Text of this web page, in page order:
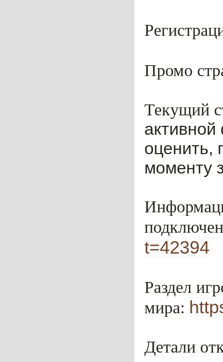
Промо
Текущий
оценить,
моменту
t=42394
Раздел
мира:
Детали